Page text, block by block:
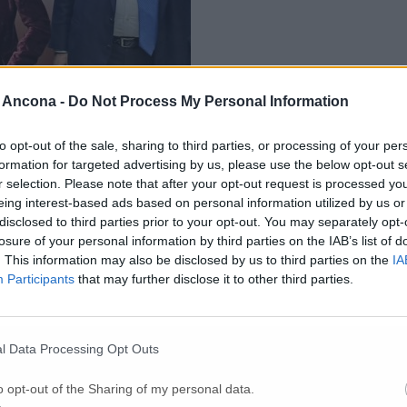
- Do Not Process My Personal Information
opt-out of the sale, sharing to third parties, or processing of your
for targeted advertising by us, please use the below opt-out
selection. Please note that after your opt-out request is processed
interest-based ads based on personal information utilized by us
to third parties prior to your opt-out. You may separately
of your personal information by third parties on the IAB’s list of
This information may also be disclosed by us to third parties on the
Participants that may further disclose it to other third parties.
Data Processing Opt Outs
opt-out of the Sharing of my personal data.
salvaguardando la forza straordinaria del Made in Italy che
–Tutti gli stabilimenti rimarranno operativi, Siena sarà avviata a un
del Sistema Italia». Nel dettaglio, l’accordo – sottoscritto da
dell’azienda a non adottare atti unilaterali. Con la firma
degli impianti sul territorio nazionale, per assicurare continuità